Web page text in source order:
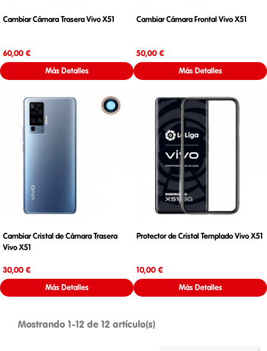
Cambiar Cámara Trasera Vivo X51
60,00 €
Más Detalles
Cambiar Cámara Frontal Vivo X51
50,00 €
Más Detalles
Cambiar Cristal de Cámara Trasera
Vivo X51
30,00 €
Más Detalles
Protector de Cristal Templado Vivo X51
10,00 €
Más Detalles
Mostrando 1-12 de 12 artículo(s)